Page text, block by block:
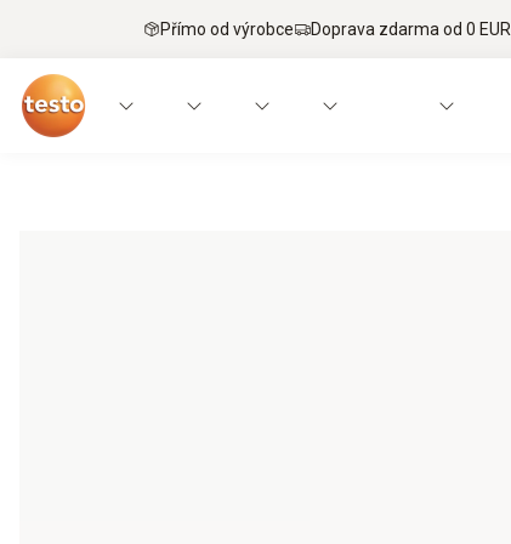
Přímo od výrobce Doprava zdarma od 0 EUR